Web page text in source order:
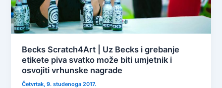
Becks Scratch4Art | Uz Becks i grebanje
etikete piva svatko može biti umjetnik i
osvojiti vrhunske nagrade
Četvrtak, 9. studenoga 2017.